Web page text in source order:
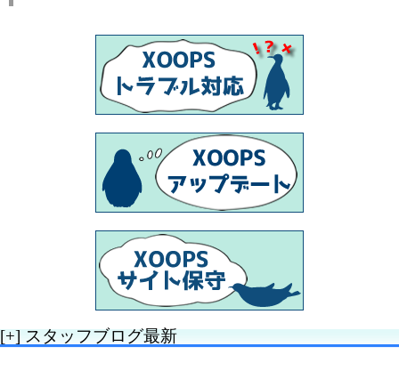
[+] スタッフブログ最新